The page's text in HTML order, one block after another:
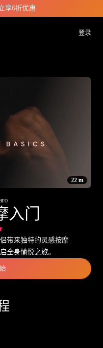
享6折优惠
登录
22 m
入门
带来独特的灵感按摩
全身愉悦之旅。